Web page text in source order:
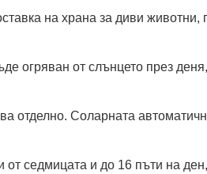
на храна за диви
огряван от слънцето през
отделно. Соларната
седмицата и до 16 пъти на